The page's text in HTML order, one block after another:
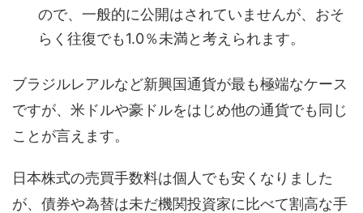
ので、一般的に公開はされていませんが、おそ
らく往復でも1.0％未満と考えられます。
ブラジルレアルなど新興国通貨が最も極端なケース
ですが、米ドルや豪ドルをはじめ他の通貨でも同じ
ことが言えます。
日本株式の売買手数料は個人でも安くなりました
が、債券や為替は未だ機関投資家に比べて割高な手